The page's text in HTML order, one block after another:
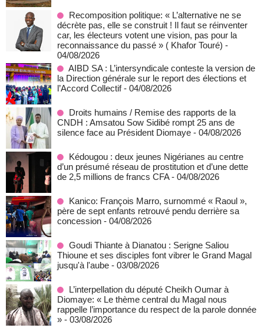
Recomposition politique: « L’alternative ne se
décrète pas, elle se construit ! Il faut se réinventer
car, les électeurs votent une vision, pas pour la
reconnaissance du passé » ( Khafor Touré) -
04/08/2026
AIBD SA : L’intersyndicale conteste la version de
la Direction générale sur le report des élections et
l’Accord Collectif - 04/08/2026
Droits humains / Remise des rapports de la
CNDH : Amsatou Sow Sidibé rompt 25 ans de
silence face au Président Diomaye - 04/08/2026
Kédougou : deux jeunes Nigérianes au centre
d’un présumé réseau de prostitution et d’une dette
de 2,5 millions de francs CFA - 04/08/2026
Kanico: François Marro, surnommé « Raoul »,
père de sept enfants retrouvé pendu derrière sa
concession - 04/08/2026
Goudi Thiante à Dianatou : Serigne Saliou
Thioune et ses disciples font vibrer le Grand Magal
jusqu'à l'aube - 03/08/2026
L’interpellation du député Cheikh Oumar à
Diomaye: « Le thème central du Magal nous
rappelle l’importance du respect de la parole donnée
» - 03/08/2026